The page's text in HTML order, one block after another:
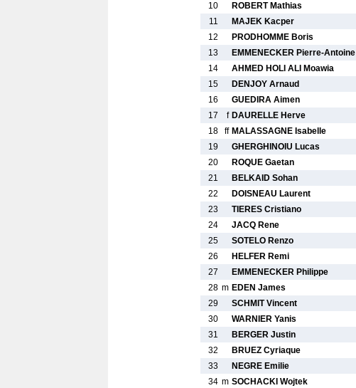
10
ROBERT Mathias
11
MAJEK Kacper
12
PRODHOMME Boris
13
EMMENECKER Pierre-Antoine
14
AHMED HOLI ALI Moawia
15
DENJOY Arnaud
16
GUEDIRA Aimen
17
f DAURELLE Herve
18
ff MALASSAGNE Isabelle
19
GHERGHINOIU Lucas
20
ROQUE Gaetan
21
BELKAID Sohan
22
DOISNEAU Laurent
23
TIERES Cristiano
24
JACQ Rene
25
SOTELO Renzo
26
HELFER Remi
27
EMMENECKER Philippe
28 m EDEN James
29
SCHMIT Vincent
30
WARNIER Yanis
31
BERGER Justin
32
BRUEZ Cyriaque
33
NEGRE Emilie
34 m SOCHACKI Wojtek